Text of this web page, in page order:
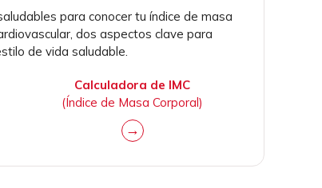
para conocer tu índice de masa
dos aspectos clave para
de vida saludable.
Calculadora de IMC
(Índice de Masa Corporal)
→